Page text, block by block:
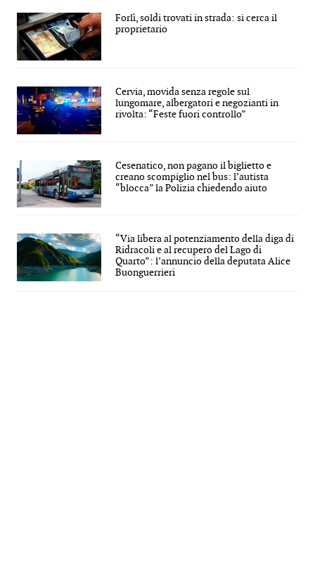
Forlì, soldi trovati in strada: si cerca il
proprietario
Cervia, movida senza regole sul
lungomare, albergatori e negozianti in
rivolta: “Feste fuori controllo”
Cesenatico, non pagano il biglietto e
creano scompiglio nel bus: l’autista
“blocca” la Polizia chiedendo aiuto
“Via libera al potenziamento della diga di
Ridracoli e al recupero del Lago di
Quarto”: l’annuncio della deputata Alice
Buonguerrieri